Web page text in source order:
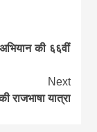
की ६६वीं
Next
राजभाषा यात्रा